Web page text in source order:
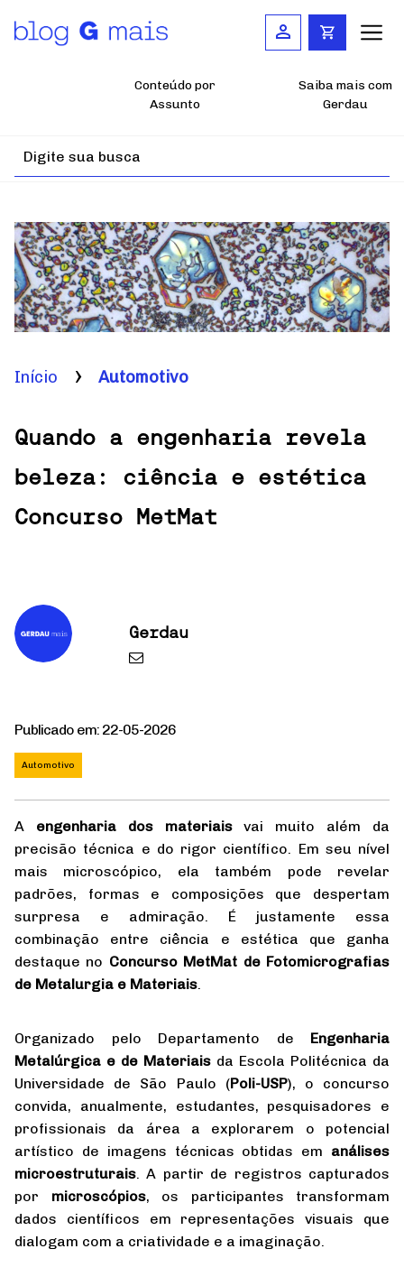
para
conteúdo
Conteúdo por
Assunto
Saiba mais com
Gerdau
Início Automotivo
Quando a engenharia revela
beleza: ciência e estética
Concurso MetMat
Gerdau
Publicado em: 22-05-2026
Automotivo
A engenharia dos materiaisvai muito além da
precisão técnica e do rigor científico. Em seu nível
mais microscópico, ela também pode revelar
padrões, formas e composições que despertam
surpresa e admiração. É justamente essa
combinação entre ciência e estética que ganha
destaque no Concurso MetMat de Fotomicrografias
de Metalurgia e Materiais.
Organizado pelo Departamento de Engenharia
Metalúrgica e de Materiais da Escola Politécnica da
Universidade de São Paulo (Poli-USP), o concurso
convida, anualmente, estudantes, pesquisadores e
profissionais da área a explorarem o potencial
artístico de imagens técnicas obtidas em análises
microestruturais. A partir de registros capturados
por microscópios, os participantes transformam
dados científicos em representações visuais que
dialogam com a criatividade e a imaginação.